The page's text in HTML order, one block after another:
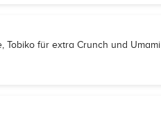
Tobiko für extra Crunch und Umami